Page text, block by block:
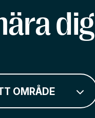
dig
OMRÅDE